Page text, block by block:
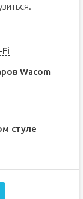
Wacom
стуле